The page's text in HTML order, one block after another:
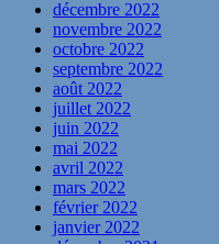
décembre 2022
novembre 2022
octobre 2022
septembre 2022
août 2022
juillet 2022
juin 2022
mai 2022
avril 2022
mars 2022
février 2022
janvier 2022